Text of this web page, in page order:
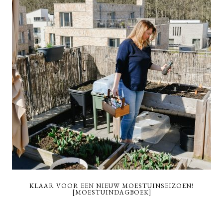
KLAAR VOOR EEN NIEUW MOESTUINSEIZOEN!
[MOESTUINDAGBOEK]